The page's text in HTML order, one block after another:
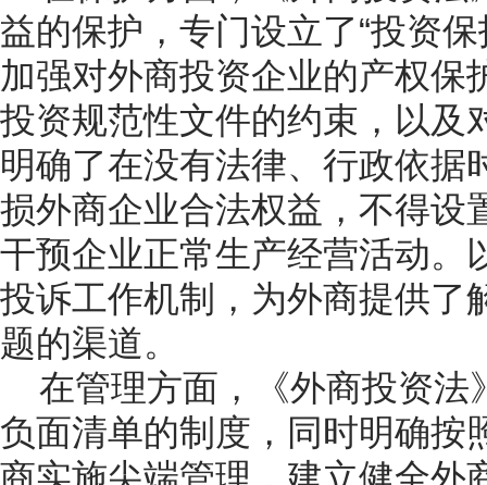
益的保护，专门设立了“投资
加强对外商投资企业的产权保
投资规范性文件的约束，以及
明确了在没有法律、行政依据
损外商企业合法权益，不得设
干预企业正常生产经营活动。
投诉工作机制，为外商提供了
题的渠道。
在管理方面，《外商投资法
负面清单的制度，同时明确按
商实施尖端管理，建立健全外